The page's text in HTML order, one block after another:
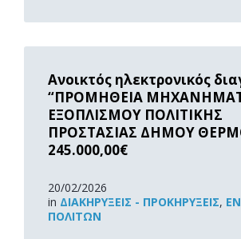
Ανοικτός ηλεκτρονικός
“ΠΡΟΜΗΘΕΙΑ
ΕΞΟΠΛΙΣΜΟΥ ΠΟΛΙΤΙΚΗΣ
ΠΡΟΣΤΑΣΙΑΣ ΔΗΜΟΥ
245.000,00€
20/02/2026
in ΔΙΑΚΗΡΎΞΕΙΣ - ΠΡΟΚΗΡΎΞΕΙΣ,
ΠΟΛΙΤΏΝ
Read